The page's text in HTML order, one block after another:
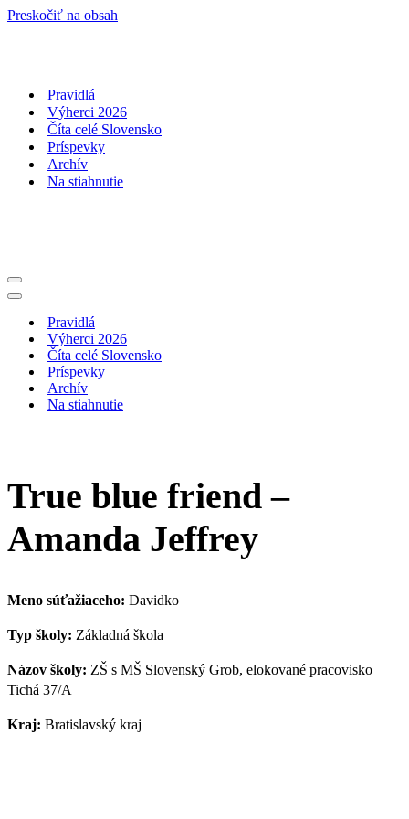
Preskočiť na obsah
Pravidlá
Výherci 2026
Číta celé Slovensko
Príspevky
Archív
Na stiahnutie
Menu
navigácie
Menu
navigáciePravidlá
Výherci 2026
Číta celé Slovensko
Príspevky
Archív
Na stiahnutie
True blue friend –
Amanda Jeffrey
Meno súťažiaceho: Davidko
Typ školy: Základná škola
Názov školy: ZŠ s MŠ Slovenský Grob, elokované pracovisko
Tichá 37/A
Kraj: Bratislavský kraj